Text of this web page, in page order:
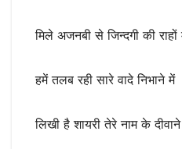
मिले अजनबी से जिन्दगी की राहों
हमें तलब रही सारे वादे निभाने में
लिखी है शायरी तेरे नाम के